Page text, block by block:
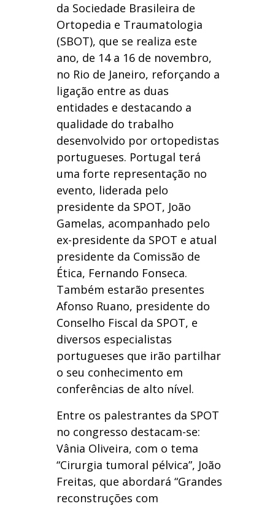
da Sociedade Brasileira de
Ortopedia e Traumatologia
(SBOT), que se realiza este
ano, de 14 a 16 de novembro,
no Rio de Janeiro, reforçando a
ligação entre as duas
entidades e destacando a
qualidade do trabalho
desenvolvido por ortopedistas
portugueses. Portugal terá
uma forte representação no
evento, liderada pelo
presidente da SPOT, João
Gamelas, acompanhado pelo
ex-presidente da SPOT e atual
presidente da Comissão de
Ética, Fernando Fonseca.
Também estarão presentes
Afonso Ruano, presidente do
Conselho Fiscal da SPOT, e
diversos especialistas
portugueses que irão partilhar
o seu conhecimento em
conferências de alto nível.
Entre os palestrantes da SPOT
no congresso destacam-se:
Vânia Oliveira, com o tema
“Cirurgia tumoral pélvica”, João
Freitas, que abordará “Grandes
reconstruções com